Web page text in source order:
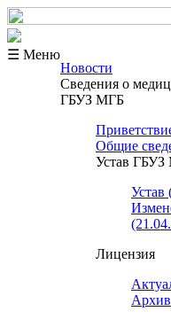
☰ Меню
Новости
Сведения о
ГБУЗ МГБ
Общие
Устав
Устав
Лицензия
Архив